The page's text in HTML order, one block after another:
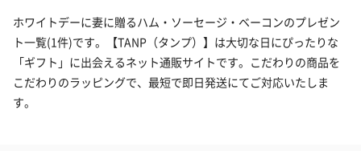
ホワイトデーに妻に贈るハム・ソーセージ・ベーコンのプレゼン
ト一覧(1件)です。【TANP（タンプ）】は大切な日にぴったりな
「ギフト」に出会えるネット通販サイトです。こだわりの商品を
こだわりのラッピングで、最短で即日発送にてご対応いたしま
す。